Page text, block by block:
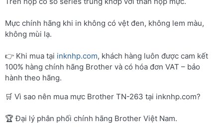
Mực chính hãng khi in không có vệt đen, không lem màu,
không mùi lạ.
👉 Khi mua tại inknhp.com, khách hàng luôn được cam kết
100% hàng chính hãng Brother và có hóa đơn VAT – bảo
hành theo hãng.
🛒 Vì sao nên mua mực Brother TN-263 tại inknhp.com?
🏆 Đại lý phân phối chính hãng Brother Việt Nam.